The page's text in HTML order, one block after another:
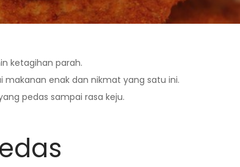
ketagihan parah.
enak dan nikmat yang satu ini.
pedas sampai rasa keju.